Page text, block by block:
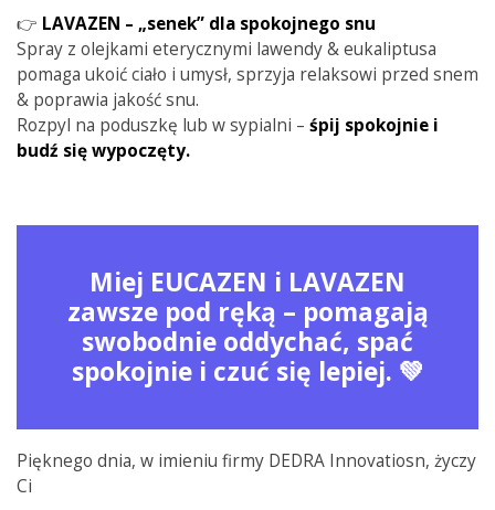
👉 LAVAZEN – „senek” dla spokojnego snu
Spray z olejkami eterycznymi lawendy & eukaliptusa
pomaga ukoić ciało i umysł, sprzyja relaksowi przed snem
& poprawia jakość snu.
Rozpyl na poduszkę lub w sypialni – śpij spokojnie i
budź się wypoczęty.
Miej EUCAZEN i LAVAZEN
zawsze pod ręką – pomagają
swobodnie oddychać, spać
spokojnie i czuć się lepiej. 💚
Pięknego dnia, w imieniu firmy DEDRA Innovatiosn, życzy
Ci